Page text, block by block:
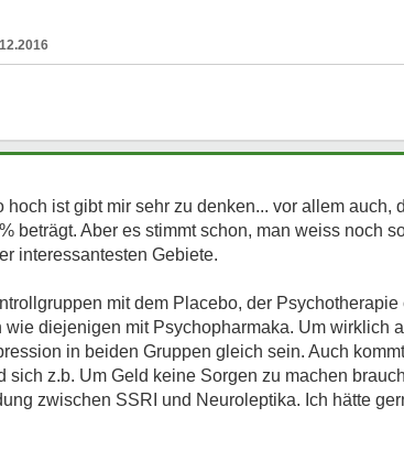
ist gibt mir sehr zu denken... vor allem auch,
beträgt. Aber es stimmt schon, man weiss noch
interessantesten Gebiete.
mit dem Placebo, der
diejenigen mit Psychopharmaka. Um wirklich
in beiden Gruppen gleich sein. Auch
sich z.b. Um Geld keine Sorgen zu machen
zwischen SSRI und Neuroleptika. Ich hätte